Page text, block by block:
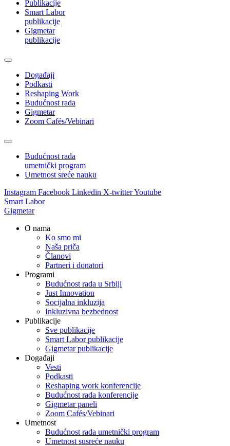
Publikacije
Smart Labor
publikacije
Gigmetar
publikacije
Događaji
Podkasti
Reshaping Work
Budućnost rada
Gigmetar
Zoom Cafés/Vebinari
Budućnost rada
umetnički program
Umetnost sreće nauku
Instagram Facebook Linkedin X-twitterYoutube
Smart Labor
Gigmetar
O nama
Ko smo mi
Naša priča
Članovi
Partneri i donatori
Programi
Budućnost rada u Srbiji
Just Innovation
Socijalna inkluzija
Inkluzivna bezbednost
Publikacije
Sve publikacije
Smart Labor publikacije
Gigmetar publikacije
Događaji
Vesti
Podkasti
Reshaping work konferencije
Budućnost rada konferencije
Gigmetar paneli
Zoom Cafés/Vebinari
Umetnost
Budućnost rada umetnički program
Umetnost susreće nauku